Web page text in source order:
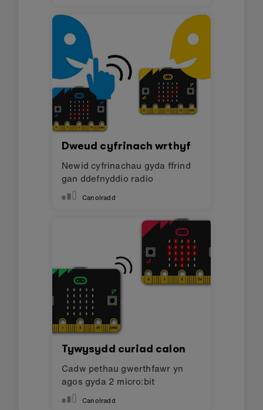
Dweud cyfrinach wrthyf
Newid cyfrinachau gyda ffrind
gan ddefnyddio radio
Canolradd
Tywysydd curiad calon
Cadw pethau gwerthfawr yn
agos gyda 2 micro:bit
Canolradd